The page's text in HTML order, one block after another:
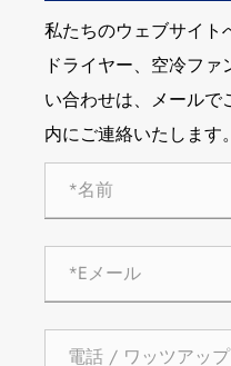
私たちのウェブサイト
ドライヤー、空冷フ
い合わせは、メール
内にご連絡いたします。